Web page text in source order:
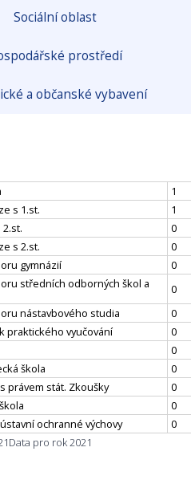
Sociální oblast
prostředí
a občanské vybavení
1
s 1.st.
1
2.st.
0
s 2.st.
0
gymnázií
0
středních odborných škol a
0
nástavbového studia
0
praktického vyučování
0
0
škola
0
právem stát. Zkoušky
0
0
ochranné výchovy
0
Data pro rok 2021